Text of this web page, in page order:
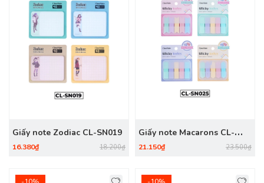
Giấy note Zodiac CL-SN019
16.380₫ 18.200₫
Giấy note Macarons CL-
SN025
21.150₫ 23.500₫